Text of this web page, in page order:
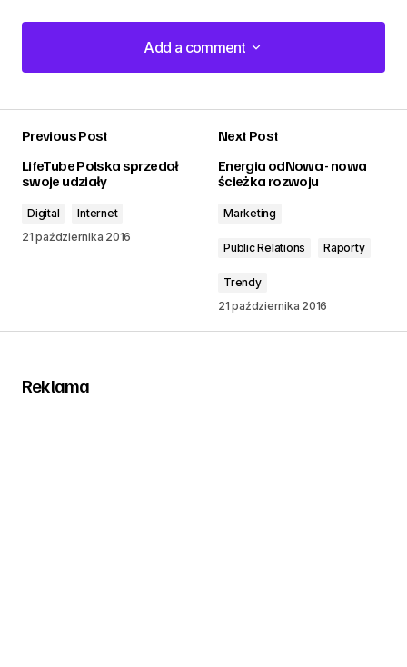
Add a comment
Add a comment
Previous Post
LifeTube Polska sprzedał
swoje udziały
Digital
Internet
21 października 2016
Next Post
Energia odNowa - nowa
ścieżka rozwoju
Marketing
Public Relations Raporty
Trendy
21 października 2016
Reklama